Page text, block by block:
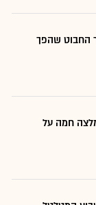
החבוט שהפך
חמה על